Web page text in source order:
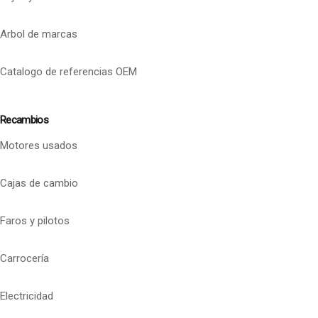
Arbol de marcas
Catalogo de referencias OEM
Recambios
Motores usados
Cajas de cambio
Faros y pilotos
Carrocería
Electricidad